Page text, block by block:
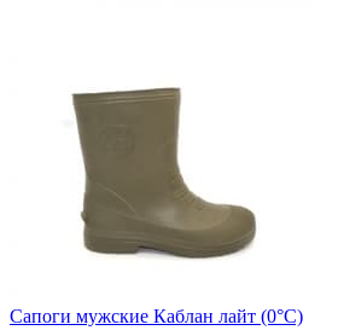
Сапоги мужские Каблан лайт (0°С)